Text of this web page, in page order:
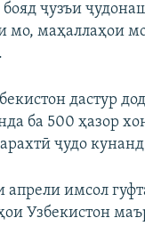
ҷузъи
мо, маҳаллаҳои
дастур
ба 500 ҳазор
ҷудо
имсол
Узбекистон